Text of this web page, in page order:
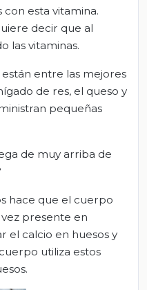
esta vitamina.
decir que al
las vitaminas.
están entre las mejores
de res, el queso y
pequeñas
de muy arriba de
hace que el cuerpo
presente en
el calcio en huesos y
utiliza estos